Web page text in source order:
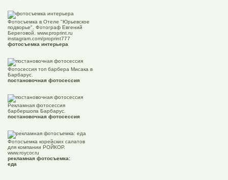
Фотосъемка в Отеле "Юрьевское
подворье". Фотограф Евгений
Береговой. www.proprint.ru
instagram.com/proprint777
фотосъемка интерьера
Фотосессия топ барбера Мисака в
Барбарус.
постановочная фотосессия
Рекламная фотосессия
барбершопа Барбарус.
постановочная фотосессия
Фотосъемка корейских салатов
для компании РОЙКОР.
www.roycor.ru
рекламная фотосъемка:
еда